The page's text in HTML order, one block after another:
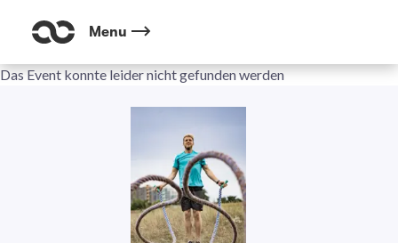
Menu
Das Event konnte leider nicht gefunden werden